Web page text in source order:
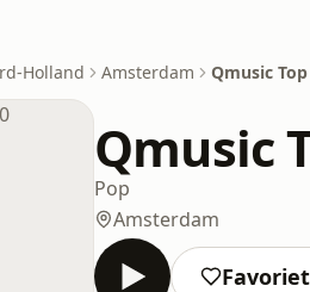
Holland Amsterdam Qmusic
Qmusic
Pop
Amsterdam